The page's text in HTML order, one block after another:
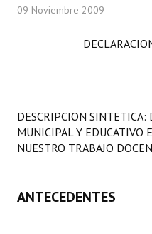
Comisiones Especiales
LEGISLACIÓN
Constitución Provincial
09 Noviembre 2009
DESCRIPCION SINTETICA:
MUNICIPAL Y EDUCATIVO
NUESTRO TRABAJO
ANTECEDENTES